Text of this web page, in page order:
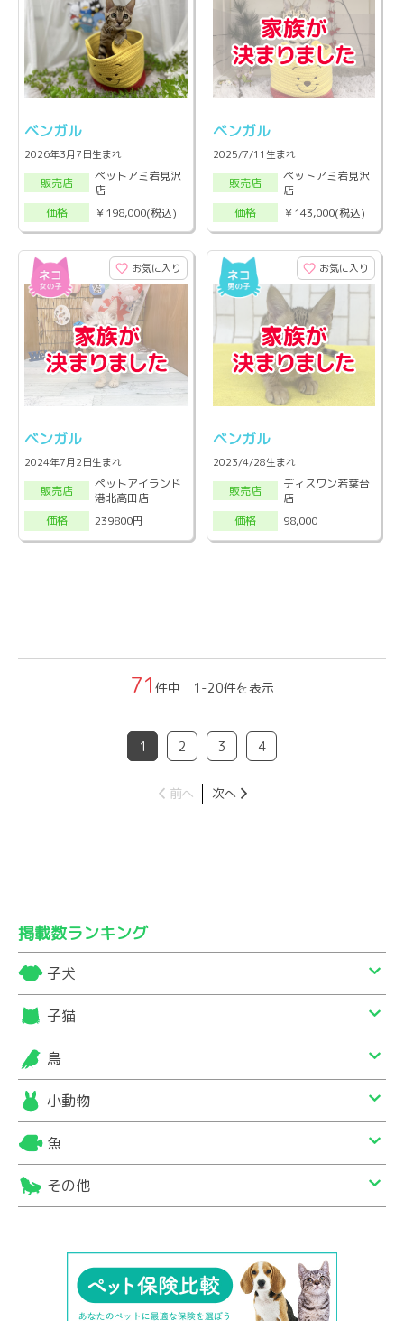
ベンガル
2026年3月7日生まれ
販売店
ペットアミ岩見沢
店
価格
￥198,000(税込)
ベンガル
2025/7/11生まれ
販売店
ペットアミ岩見沢
店
価格
￥143,000(税込)
お気に入り
ベンガル
2024年7月2日生まれ
販売店
ペットアイランド
港北高田店
価格
239800円
お気に入り
ベンガル
2023/4/28生まれ
販売店
ディスワン若葉台
店
価格
98,000
71 件中 1-20件を表示
1 2 3 4
前へ 次へ
掲載数ランキング
子犬
子猫
鳥
小動物
魚
その他